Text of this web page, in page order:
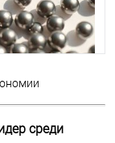
среди